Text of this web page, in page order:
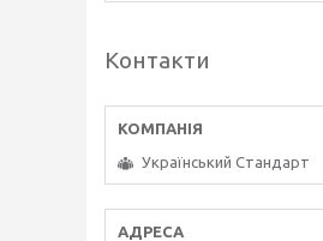
Контакти
Український Стандарт